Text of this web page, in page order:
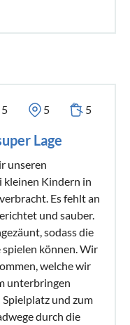
5 5 5
Lage
unseren
kleinen Kindern in
Es fehlt an
und sauber.
sodass die
können. Wir
welche wir
unterbringen
und zum
durch die